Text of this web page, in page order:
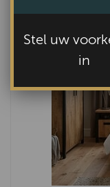
Stel uw
in